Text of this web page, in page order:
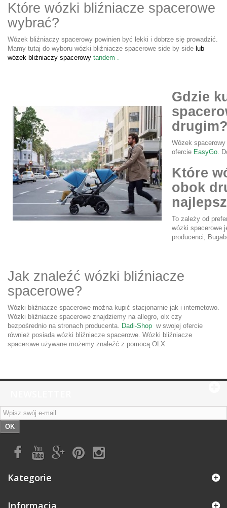
Które wózki bliźniacze spacerowe
wybrać?
Wózek bliźniaczy spacerowy powinien być lekki i dobrze się prowadzić.
Mamy tutaj do wyboru wózki bliźniacze spacerowe side by side lub
wózek bliźniaczy spacerowy tandem .
Gdzie
Wózek
ofercie EasyGo.
Które
obok
To zależy od
wózki spacerowe
producenci,
Jak znaleźć wózki bliźniacze
spacerowe?
Wózki bliźniacze spacerowe można kupić stacjonarnie jak i internetowo.
Wózki bliźniacze spacerowe znajdziemy na allegro, olx czy
bezpośrednio na stronach producenta. Dadi-Shop w swojej ofercie
również posiada wózki bliźniacze spacerowe. Wózki bliźniacze
spacerowe używane możemy znaleźć z pomocą OLX.
OK
Kategorie